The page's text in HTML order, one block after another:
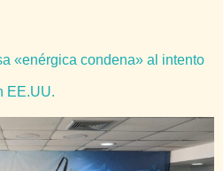
«enérgica condena» al intento
EE.UU.